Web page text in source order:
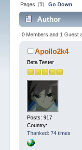
Pages: [1]Go Down
Author
0 Members and 1 Guest
Apollo2k4
Beta Tester
Posts: 917
Country:
Thanked: 74 times